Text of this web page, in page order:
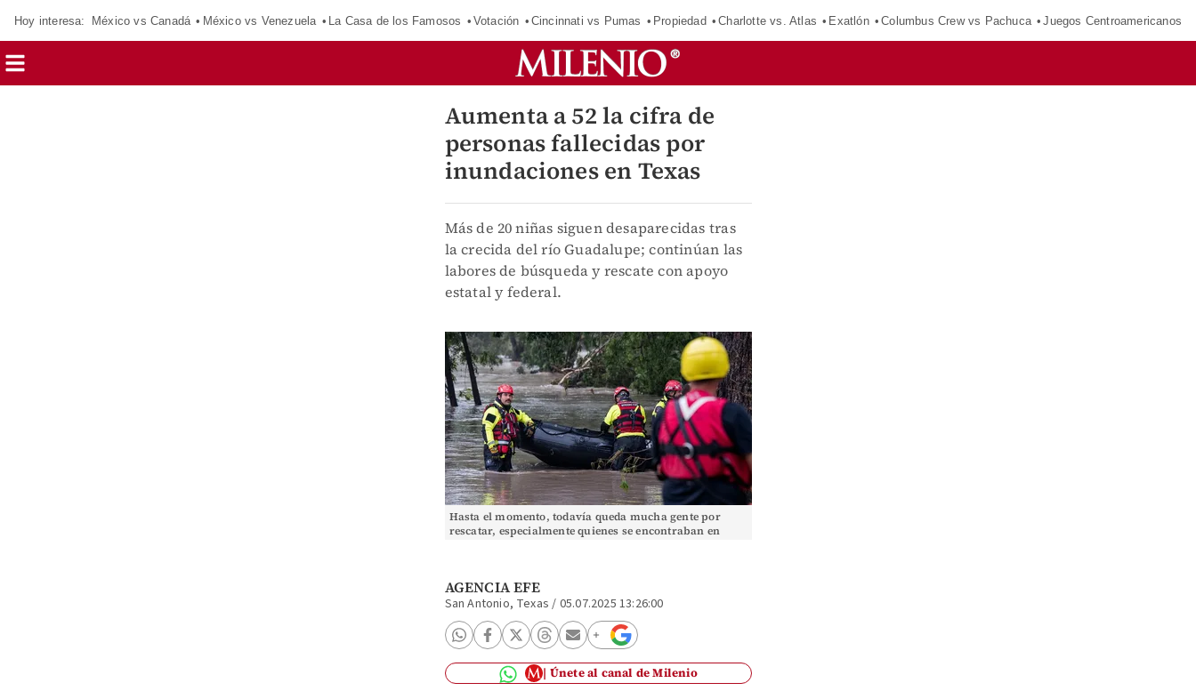
Hoy interesa: México vs Canadá México vs Venezuela La Casa de los Famosos Votación Cincinnati vs Pumas Propiedad Charlotte vs. Atlas Exatlón Columbus Crew vs Pachuca Juegos Centroamericanos
Aumenta a 52 la cifra de
personas fallecidas por
inundaciones en Texas
Más de 20 niñas siguen desaparecidas tras
la crecida del río Guadalupe; continúan las
labores de búsqueda y rescate con apoyo
estatal y federal.
Hasta el momento, todavía queda mucha gente por
rescatar, especialmente quienes se encontraban en
AGENCIA EFE
San Antonio, Texas / 05.07.2025 13:26:00
Únete al canal de Milenio